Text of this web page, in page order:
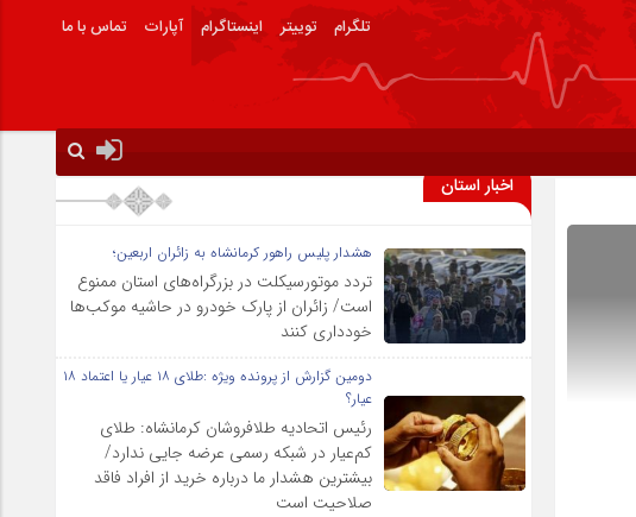
تلگرام توییتر اینستاگرام آپارات تماس با ما
اخبار استان
هشدار پلیس راهور کرمانشاه به زائران اربعین؛
تردد موتورسیکلت در بزرگراه‌های استان ممنوع
است/ زائران از پارک خودرو در حاشیه موکب‌ها
خودداری کنند
دومین گزارش از پرونده ویژه :طلای ۱۸ عیار یا اعتماد ۱۸
عیار؟
رئیس اتحادیه طلافروشان کرمانشاه: طلای
کم‌عیار در شبکه رسمی عرضه جایی ندارد/
بیشترین هشدار ما درباره خرید از افراد فاقد
صلاحیت است